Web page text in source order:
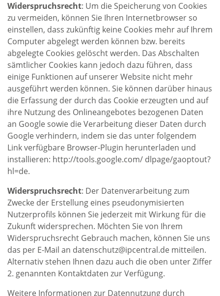
Widerspruchsrecht: Um die Speicherung von Cookies
zu vermeiden, können Sie Ihren Internetbrowser so
einstellen, dass zukünftig keine Cookies mehr auf Ihrem
Computer abgelegt werden können bzw. bereits
abgelegte Cookies gelöscht werden. Das Abschalten
sämtlicher Cookies kann jedoch dazu führen, dass
einige Funktionen auf unserer Website nicht mehr
ausgeführt werden können. Sie können darüber hinaus
die Erfassung der durch das Cookie erzeugten und auf
ihre Nutzung des Onlineangebotes bezogenen Daten
an Google sowie die Verarbeitung dieser Daten durch
Google verhindern, indem sie das unter folgendem
Link verfügbare Browser-Plugin herunterladen und
installieren: http://tools.google.com/ dlpage/gaoptout?
hl=de.
Widerspruchsrecht: Der Datenverarbeitung zum
Zwecke der Erstellung eines pseudonymisierten
Nutzerprofils können Sie jederzeit mit Wirkung für die
Zukunft widersprechen. Möchten Sie von Ihrem
Widerspruchsrecht Gebrauch machen, können Sie uns
das per E-Mail an datenschutz@ipcentral.de mitteilen.
Alternativ stehen Ihnen dazu auch die oben unter Ziffer
2. genannten Kontaktdaten zur Verfügung.
Weitere Informationen zur Datennutzung durch